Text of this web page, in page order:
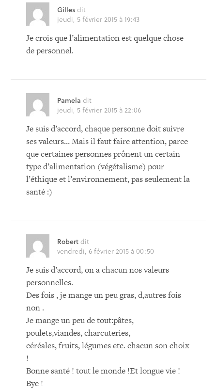
Gilles dit
jeudi, 5 février 2015 à 19:43
Je crois que l’alimentation est quelque chose
de personnel.
Pamela dit
jeudi, 5 février 2015 à 22:06
Je suis d’accord, chaque personne doit suivre
ses valeurs… Mais il faut faire attention, parce
que certaines personnes prônent un certain
type d’alimentation (végétalisme) pour
l’éthique et l’environnement, pas seulement la
santé :)
Robert dit
vendredi, 6 février 2015 à 00:50
Je suis d’accord, on a chacun nos valeurs
personnelles.
Des fois , je mange un peu gras, d,autres fois
non .
Je mange un peu de tout:pâtes,
poulets,viandes, charcuteries,
céréales, fruits, légumes etc. chacun son choix
!
Bonne santé ! tout le monde !Et longue vie !
Bye !